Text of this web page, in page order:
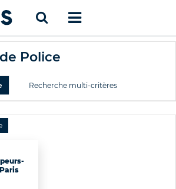
Police
Recherche multi-critères